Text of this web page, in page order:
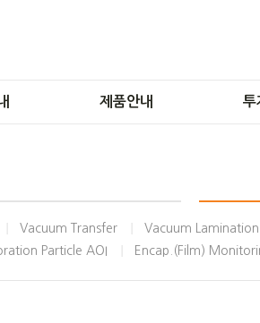
술
제품안내
자동 소화장치
투
내부
Vacuum Transfer Vacuum Lamination
Particle AOI Encap.(Film)